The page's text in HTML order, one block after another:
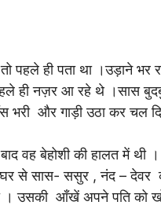
पहले ही पता था ।उड़ाने भर
ही नज़र आ रहे थे ।सास
भरी और गाड़ी उठा कर चल
वह बेहोशी की हालत में थी
घर से सास- ससुर , नंद – देवर
। उसकी आँखें अपने पति को